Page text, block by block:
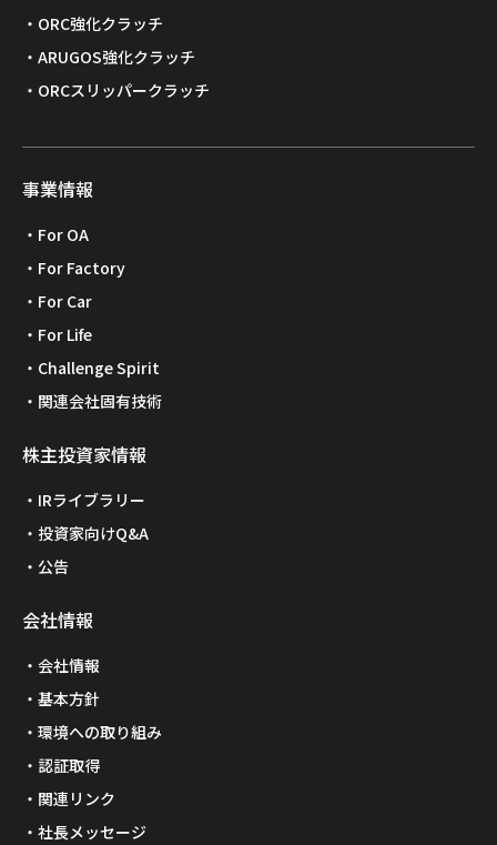
ORC強化クラッチ
ARUGOS強化クラッチ
ORCスリッパークラッチ
事業情報
For OA
For Factory
For Car
For Life
Challenge Spirit
関連会社固有技術
株主投資家情報
IRライブラリー
投資家向けQ&A
公告
会社情報
会社情報
基本方針
環境への取り組み
認証取得
関連リンク
社長メッセージ